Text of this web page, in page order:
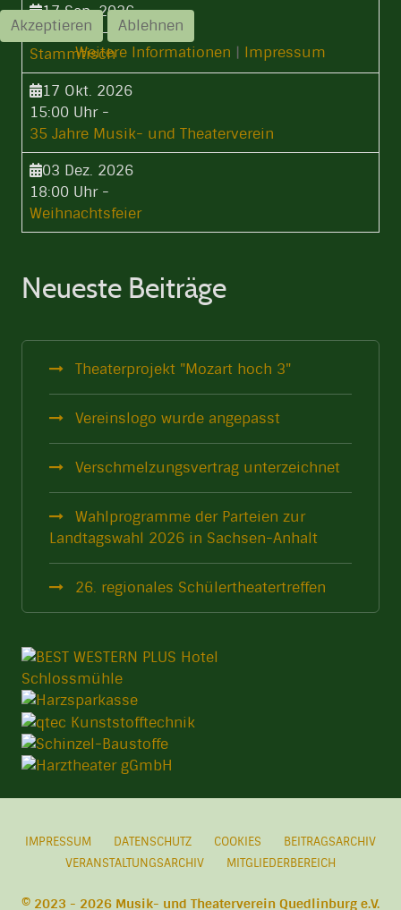
17 Sep. 2026
19:30 Uhr
-
Stammtisch
17 Okt. 2026
15:00 Uhr-
35 Jahre Musik- und Theaterverein
03 Dez. 2026
18:00 Uhr-
Weihnachtsfeier
Neueste Beiträge
Theaterprojekt "Mozart hoch 3"
Vereinslogo wurde angepasst
Verschmelzungsvertrag unterzeichnet
Wahlprogramme der Parteien zur
Landtagswahl 2026 in Sachsen-Anhalt
26. regionales Schülertheatertreffen
IMPRESSUM DATENSCHUTZ COOKIES
BEITRAGSARCHIV
VERANSTALTUNGSARCHIV
MITGLIEDERBEREICH
© 2023 - 2026 Musik- und Theaterverein Quedlinburg e.V.
Akzeptieren
Ablehnen
Weitere Informationen | Impressum